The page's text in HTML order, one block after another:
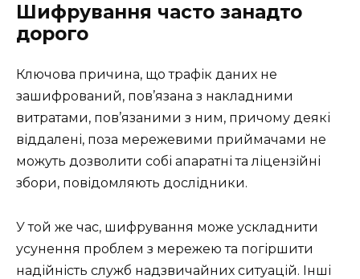
Шифрування часто занадто
дорого
Ключова причина, що трафік даних не
зашифрований, пов’язана з накладними
витратами, пов’язаними з ним, причому деякі
віддалені, поза мережевими приймачами не
можуть дозволити собі апаратні та ліцензійні
збори, повідомляють дослідники.
У той же час, шифрування може ускладнити
усунення проблем з мережею та погіршити
надійність служб надзвичайних ситуацій. Інші